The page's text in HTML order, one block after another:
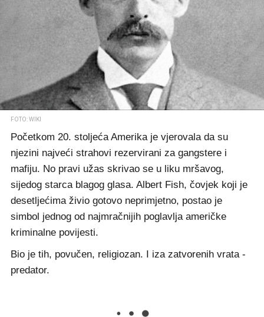
FOTO: WIKI
Početkom 20. stoljeća Amerika je vjerovala da su
njezini najveći strahovi rezervirani za gangstere i
mafiju. No pravi užas skrivao se u liku mršavog,
sijedog starca blagog glasa. Albert Fish, čovjek koji je
desetljećima živio gotovo neprimjetno, postao je
simbol jednog od najmračnijih poglavlja američke
kriminalne povijesti.
Bio je tih, povučen, religiozan. I iza zatvorenih vrata -
predator.